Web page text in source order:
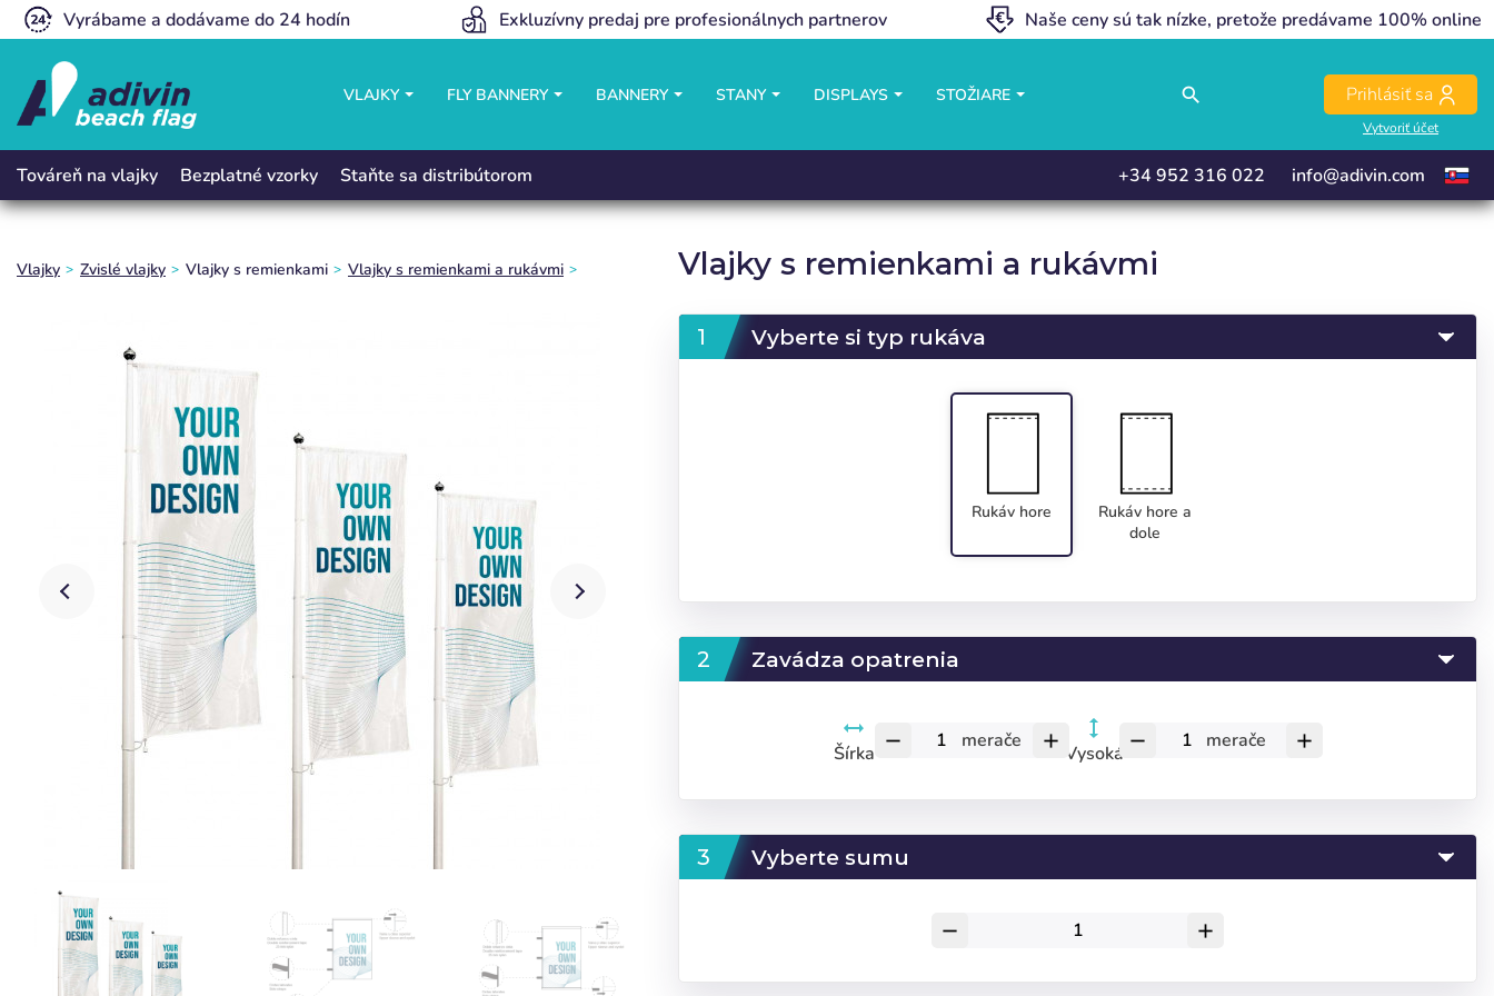
Vyrábame a dodávame do 24 hodín Exkluzívny predaj pre profesionálnych partnerov Naše ceny sú tak nízke, pretože predávame 100% online
VLAJKY FLY BANNERY BANNERY STANY DISPLAYS STOŽIARE search Prihlásiť sa
Vytvoriť účet
close
Továreň na vlajky Bezplatné vzorky Staňte sa distribútorom +34 952 316 022 info@adivin.com
close
Vlajky Zvislé vlajky Vlajky s remienkami Vlajky s remienkami a rukávmi Vlajky s remienkami a rukávmi
Vyberte si typ rukáva
Rukáv hore
Rukáv hore a
dole
Zavádza opatrenia
Šírka
merače
remove add
Vysoká
merače
remove add
Vyberte sumu
remove add
close
close